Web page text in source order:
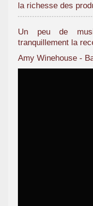
la richesse des
Un peu de
tranquillement la
Amy Winehouse -